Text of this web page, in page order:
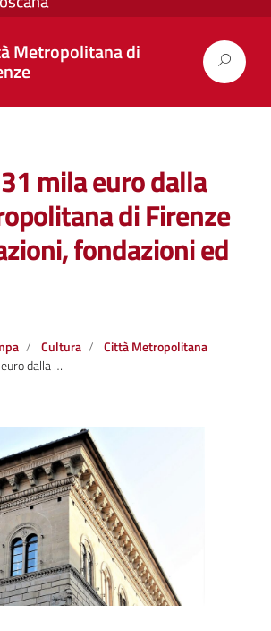
Metropolitana di
mila euro dalla
di Firenze
fondazioni ed
Cultura
Città Metropolitana
fondazioni ed enti